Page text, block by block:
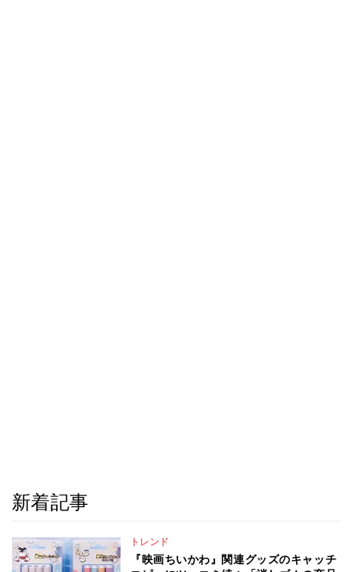
新着記事
トレンド
『映画ちいかわ』関連グッズのキャッチ